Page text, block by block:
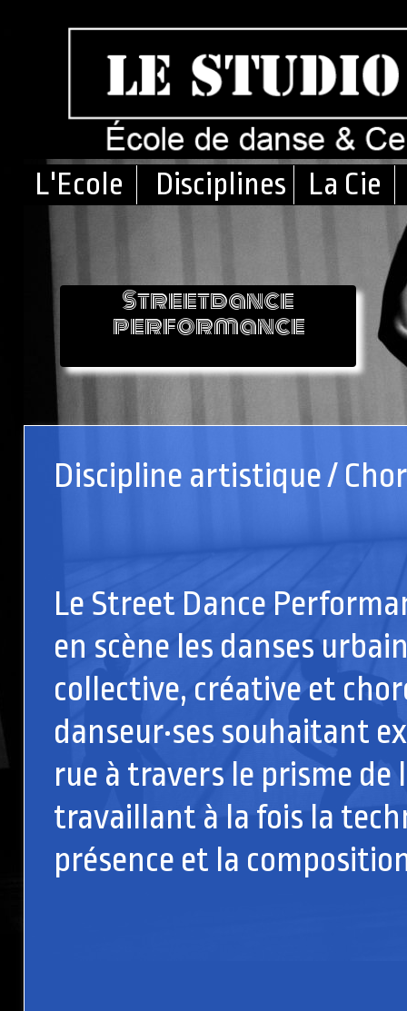
Streetdance
performance
Discipline artistique /
Le Street Dance
en scène les danses
collective, créative et
danseur·ses souhaitant
rue à travers le prisme de
travaillant à la fois la
présence et la
L'Ecole Disciplines La Cie